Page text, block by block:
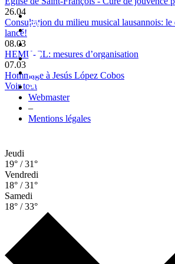
26.04
Consultation du milieu musical lausannois: le
lancé!
08.03
HEMU-CL: mesures d’organisation
07.03
Hommage à Jesús López Cobos
Voir tout
Webmaster
–
Mentions légales
Jeudi
19° / 31°
Vendredi
18° / 31°
Samedi
18° / 33°